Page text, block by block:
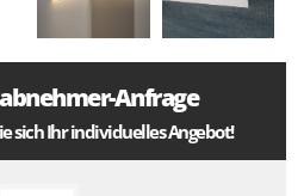
Anfrage
sich Ihr individuelles Angebot!